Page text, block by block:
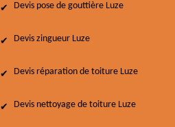
Devis pose de gouttière Luze
Devis zingueur Luze
Devis réparation de toiture Luze
Devis nettoyage de toiture Luze